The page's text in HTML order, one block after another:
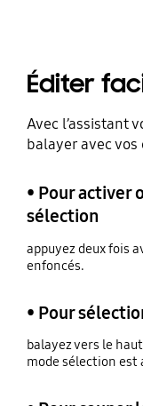
Éditer
Avec l’assistant
balayer avec
• Pour activer
sélection
appuyez deux fois
enfoncés.
• Pour
balayez vers le
mode sélection est